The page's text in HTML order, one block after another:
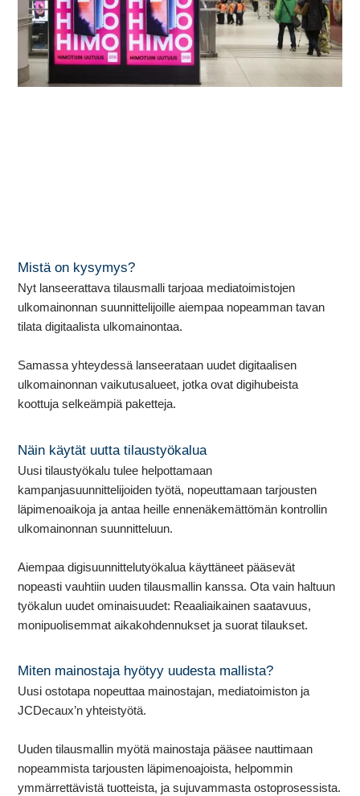
Mistä on kysymys?
Nyt lanseerattava tilausmalli tarjoaa mediatoimistojen
ulkomainonnan suunnittelijoille aiempaa nopeamman tavan
tilata digitaalista ulkomainontaa.
Samassa yhteydessä lanseerataan uudet digitaalisen
ulkomainonnan vaikutusalueet, jotka ovat digihubeista
koottuja selkeämpiä paketteja.
Näin käytät uutta tilaustyökalua
Uusi tilaustyökalu tulee helpottamaan
kampanjasuunnittelijoiden työtä, nopeuttamaan tarjousten
läpimenoaikoja ja antaa heille ennenäkemättömän kontrollin
ulkomainonnan suunnitteluun.
Aiempaa digisuunnittelutyökalua käyttäneet pääsevät
nopeasti vauhtiin uuden tilausmallin kanssa. Ota vain haltuun
työkalun uudet ominaisuudet: Reaaliaikainen saatavuus,
monipuolisemmat aikakohdennukset ja suorat tilaukset.
Miten mainostaja hyötyy uudesta mallista?
Uusi ostotapa nopeuttaa mainostajan, mediatoimiston ja
JCDecaux’n yhteistyötä.
Uuden tilausmallin myötä mainostaja pääsee nauttimaan
nopeammista tarjousten läpimenoajoista, helpommin
ymmärrettävistä tuotteista, ja sujuvammasta ostoprosessista.